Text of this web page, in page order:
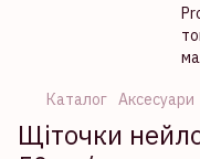
Каталог Аксесуари
Щіточки